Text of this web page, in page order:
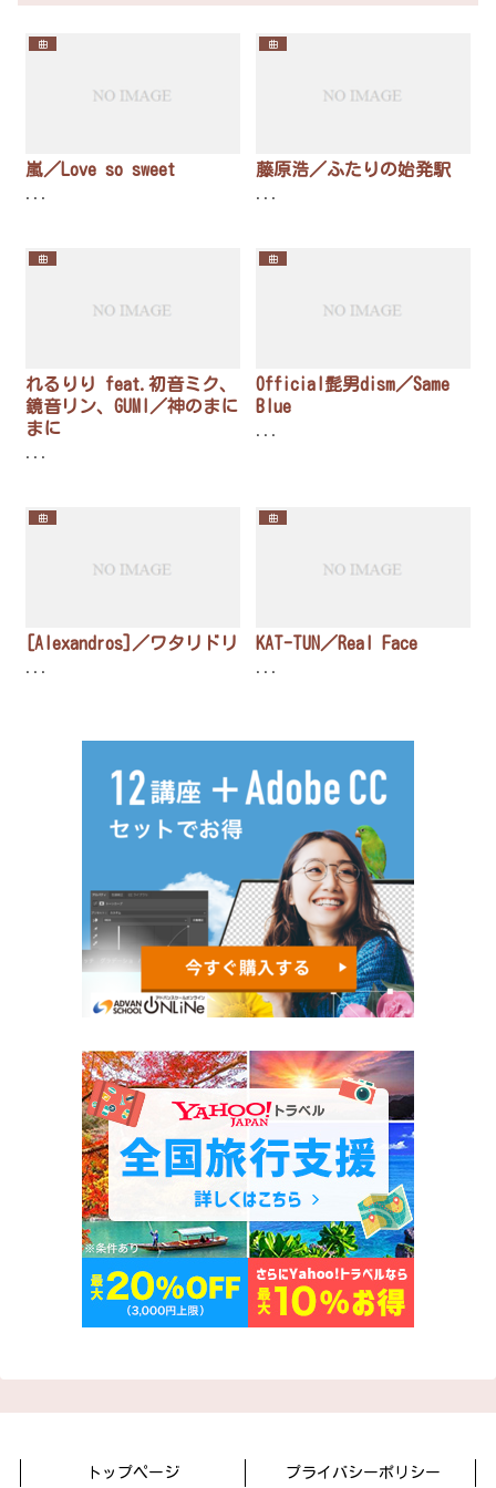
曲
嵐／Love so sweet
...
曲
藤原浩／ふたりの始発駅
...
曲
れるりり feat.初音ミク、
鏡音リン、GUMI／神のまに
まに
...
曲
Official髭男dism／Same
Blue
...
曲
[Alexandros]／ワタリドリ
...
曲
KAT-TUN／Real Face
...
トップページ プライバシーポリシー